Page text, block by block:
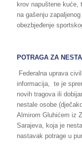
krov napuštene kuće,
na gašenju
obezbjeđenje
POTRAGA ZA
Federalna uprava
informacija, te je
novih tragova ili
nestale osobe
Almirom Gluhićem iz
Sarajeva, koja je
nastavak potrage u